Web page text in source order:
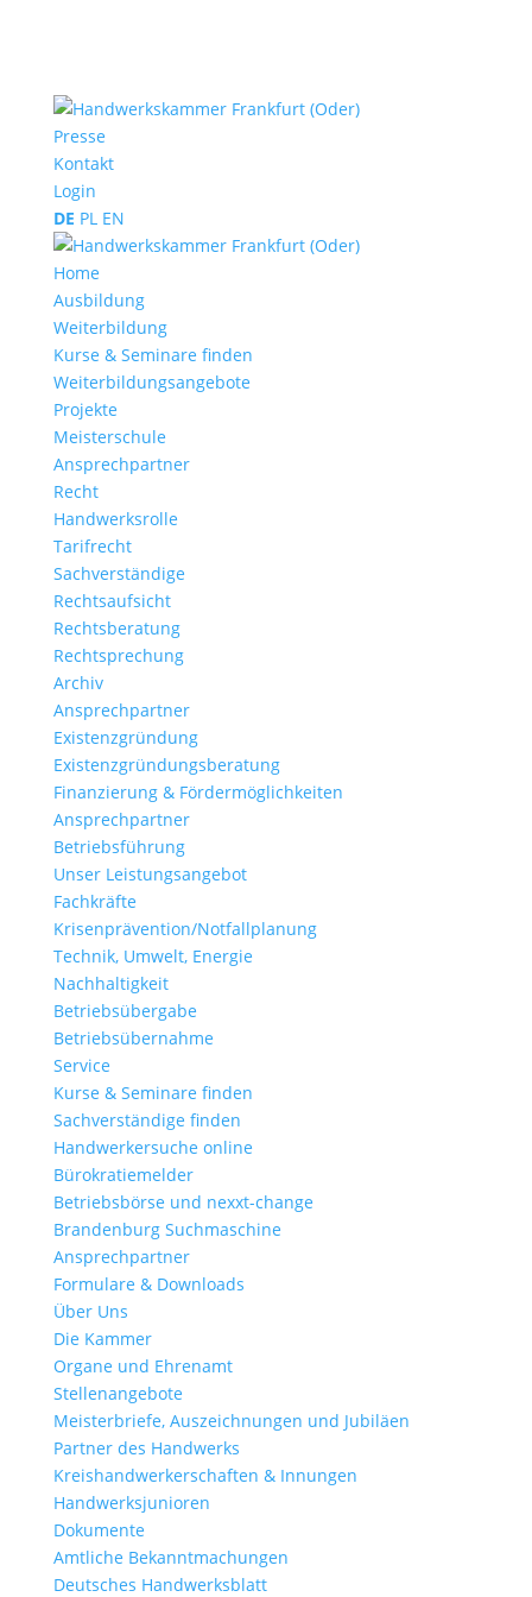
Presse
Kontakt
Login
DE PL EN
Home
Ausbildung
Weiterbildung
Kurse & Seminare finden
Weiterbildungsangebote
Projekte
Meisterschule
Ansprechpartner
Recht
Handwerksrolle
Tarifrecht
Sachverständige
Rechtsaufsicht
Rechtsberatung
Rechtsprechung
Archiv
Ansprechpartner
Existenzgründung
Existenzgründungsberatung
Finanzierung & Fördermöglichkeiten
Ansprechpartner
Betriebsführung
Unser Leistungsangebot
Fachkräfte
Krisenprävention/Notfallplanung
Technik, Umwelt, Energie
Nachhaltigkeit
Betriebsübergabe
Betriebsübernahme
Service
Kurse & Seminare finden
Sachverständige finden
Handwerkersuche online
Bürokratiemelder
Betriebsbörse und nexxt-change
Brandenburg Suchmaschine
Ansprechpartner
Formulare & Downloads
Über Uns
Die Kammer
Organe und Ehrenamt
Stellenangebote
Meisterbriefe, Auszeichnungen und Jubiläen
Partner des Handwerks
Kreishandwerkerschaften & Innungen
Handwerksjunioren
Dokumente
Amtliche Bekanntmachungen
Deutsches Handwerksblatt